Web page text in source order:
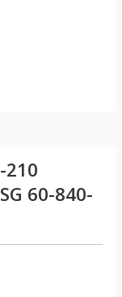
210
60-840-